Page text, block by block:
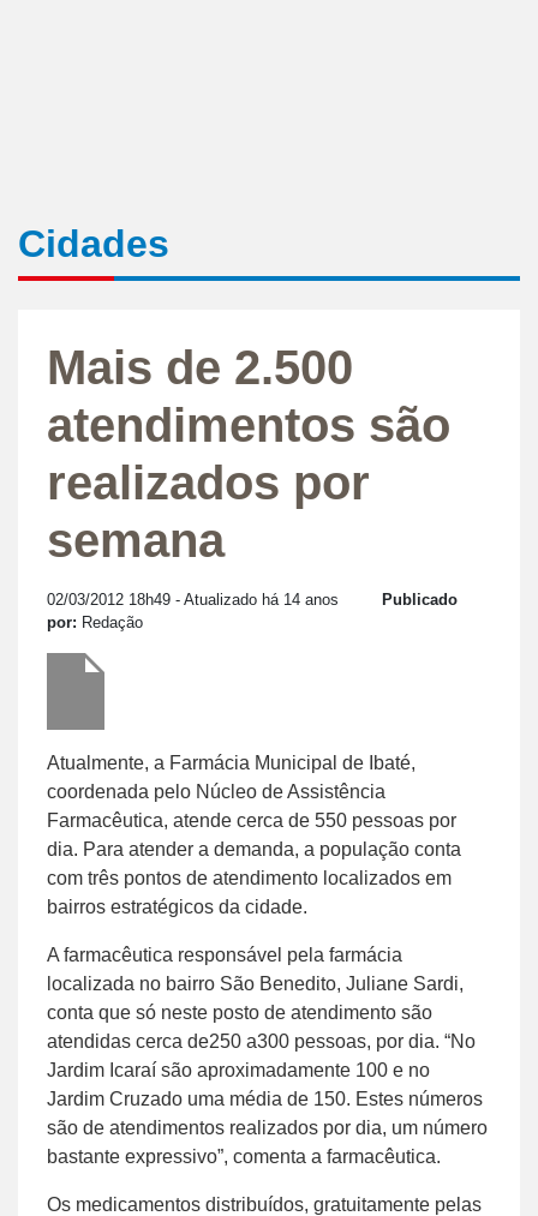
Cidades
Mais de 2.500
atendimentos são
realizados por
semana
02/03/2012 18h49 - Atualizado há 14 anos
Publicado
por: Redação
Atualmente, a Farmácia Municipal de Ibaté,
coordenada pelo Núcleo de Assistência
Farmacêutica, atende cerca de 550 pessoas por
dia. Para atender a demanda, a população conta
com três pontos de atendimento localizados em
bairros estratégicos da cidade.
A farmacêutica responsável pela farmácia
localizada no bairro São Benedito, Juliane Sardi,
conta que só neste posto de atendimento são
atendidas cerca de250 a300 pessoas, por dia. “No
Jardim Icaraí são aproximadamente 100 e no
Jardim Cruzado uma média de 150. Estes números
são de atendimentos realizados por dia, um número
bastante expressivo”, comenta a farmacêutica.
Os medicamentos distribuídos, gratuitamente pelas